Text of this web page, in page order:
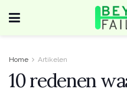
Home Artikelen
10 redenen